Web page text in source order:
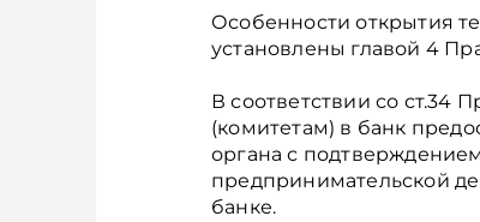
Особенности открытия
установлены главой 4
В соответствии со ст.34
(комитетам) в банк
органа с
предпринимательской
банке.